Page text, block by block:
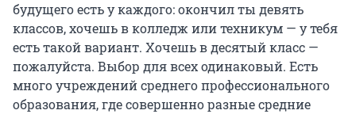
будущего есть у каждого: окончил ты девять
классов, хочешь в колледж или техникум — у тебя
есть такой вариант. Хочешь в десятый класс —
пожалуйста. Выбор для всех одинаковый. Есть
много учреждений среднего профессионального
образования, где совершенно разные средние